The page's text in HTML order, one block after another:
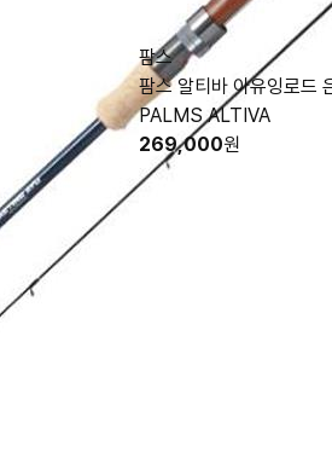
팜스
팜스 알티바 아유잉로드
PALMS ALTIVA
269,000원